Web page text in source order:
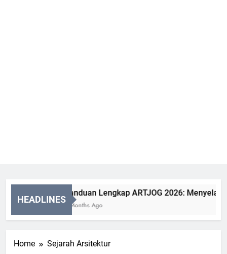
HEADLINES
Panduan Lengkap ARTJOG 2026:
2 Months Ago
Home Sejarah Arsitektur